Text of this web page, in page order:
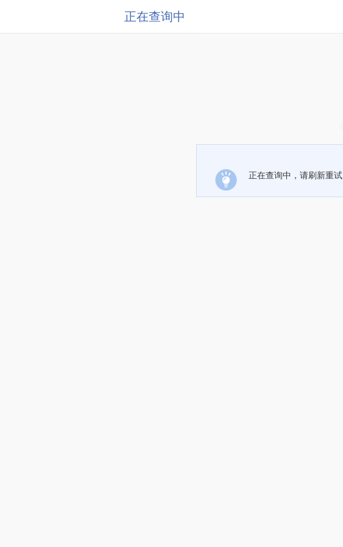
正在查询中
正在查询中，请刷新重试